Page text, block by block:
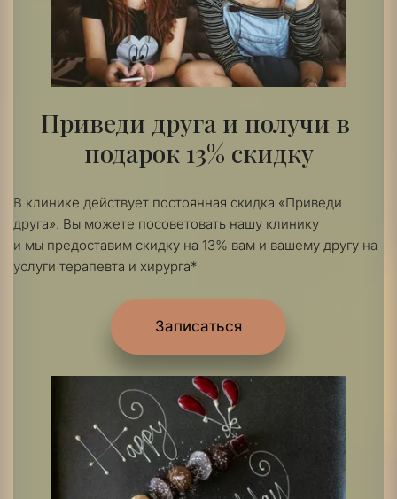
Приведи друга и получи в
подарок 13% скидку
В клинике действует постоянная скидка «Приведи
друга». Вы можете посоветовать нашу клинику
и мы предоставим скидку на 13% вам и вашему другу на
услуги терапевта и хирурга*
Записаться